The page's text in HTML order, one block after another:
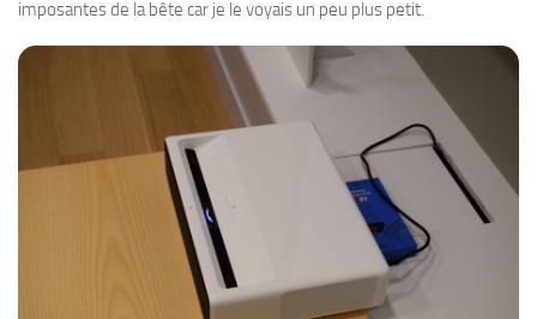
imposantes de la bête car je le voyais un peu plus petit.